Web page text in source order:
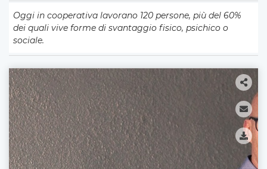
Oggi in cooperativa lavorano 120 persone, più del 60%
dei quali vive forme di svantaggio fisico, psichico o
sociale.